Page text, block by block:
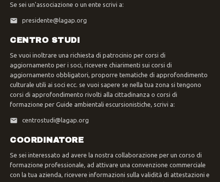
Se sei un'associazione o un ente scrivi a:
presidente@lagap.org
CENTRO STUDI
Se vuoi inoltrare una richiesta di patrocinio per corsi di
aggiornamento per i soci, ricevere chiarimenti sui corsi di
aggiornamento obbligatori, proporre tematiche di approfondimento
culturale utili ai soci ecc. se vuoi sapere se nella tua zona si tengono
corsi di approfondimento rivolti alla cittadinanza o corsi di
formazione per Guide ambientali escursionistiche, scrivi a:
centrostudi@lagap.org
COORDINATORE
Se sei interessato ad avere la nostra collaborazione per un corso di
formazione professionale, ad attivare una convenzione commerciale
con la tua azienda, ricevere informazioni sulla validità di attestazioni e